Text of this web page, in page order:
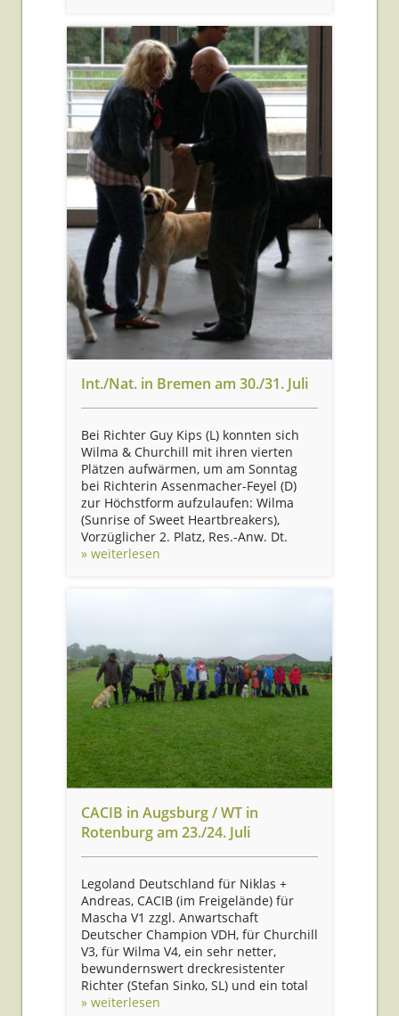
Int./Nat. in Bremen am 30./31. Juli
Bei Richter Guy Kips (L) konnten sich
Wilma & Churchill mit ihren vierten
Plätzen aufwärmen, um am Sonntag
bei Richterin Assenmacher-Feyel (D)
zur Höchstform aufzulaufen: Wilma
(Sunrise of Sweet Heartbreakers),
Vorzüglicher 2. Platz, Res.-Anw. Dt.
» weiterlesen
CACIB in Augsburg / WT in
Rotenburg am 23./24. Juli
Legoland Deutschland für Niklas +
Andreas, CACIB (im Freigelände) für
Mascha V1 zzgl. Anwartschaft
Deutscher Champion VDH, für Churchill
V3, für Wilma V4, ein sehr netter,
bewundernswert dreckresistenter
Richter (Stefan Sinko, SL) und ein total
» weiterlesen